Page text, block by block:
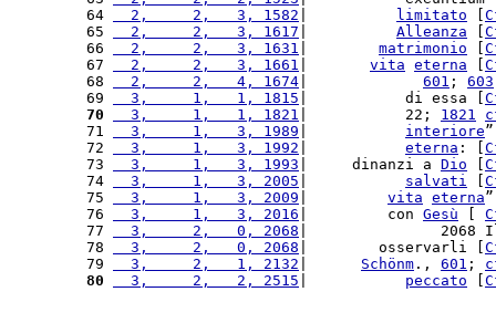
64
  2,     2,   3, 1582
limitato
65
  2,     2,   3, 1617
Alleanza
66
  2,     2,   3, 1631
matrimonio
67
  2,     2,   3, 1661
vita eterna
68
  2,     2,   4, 1674
601 ; 603
69
  3,     1,   1, 1815
|           di essa [
70
  3,     1,   1, 1821
|           22; 1821
71
  3,     1,   3, 1989
interiore
72
  3,     1,   3, 1992
eterna : [
73
  3,     1,   3, 1993
|     dinanzi a Dio
74
  3,     1,   3, 2005
salvati
75
  3,     1,   3, 2009
vita eterna
76
  3,     1,   3, 2016
|         con Gesù
77
  3,     2,   0, 2068
|               2068
78
  3,     2,   0, 2068
|        osservarli [
79
  3,     2,   1, 2132
Schönm ., 601 ;
80
  3,     2,   2, 2515
peccato